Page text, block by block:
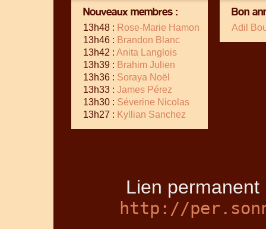
Nouveaux membres :
13h48 : Rose-Marie Hamon
13h46 : Brandon Blanc
13h42 : Anita Langlois
13h39 : Brahim Julien
13h36 : Soraya Noël
13h33 : James Pérez
13h30 : Séverine Nicolas
13h27 : Kyllian Sanchez
Bon
Adil
Lien
http://